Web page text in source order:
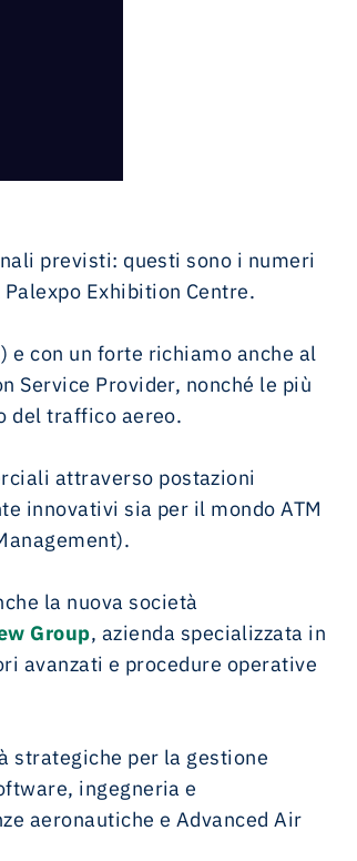
previsti: questi sono i numeri
Exhibition Centre.
e con un forte richiamo anche al
Service Provider, nonché le più
del traffico aereo.
attraverso postazioni
innovativi sia per il mondo ATM
la nuova società
Group, azienda specializzata in
avanzati e procedure operative
strategiche per la gestione
ingegneria e
aeronautiche e Advanced Air